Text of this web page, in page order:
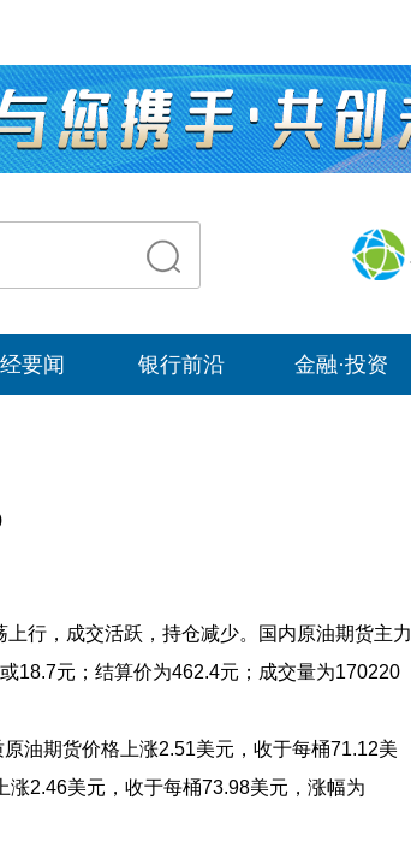
要闻 银行前沿 金融·投资
行，成交活跃，持仓减少。国内原油期货主力
18.7元；结算价为462.4元；成交量为170220
油期货价格上涨2.51美元，收于每桶71.12美
2.46美元，收于每桶73.98美元，涨幅为